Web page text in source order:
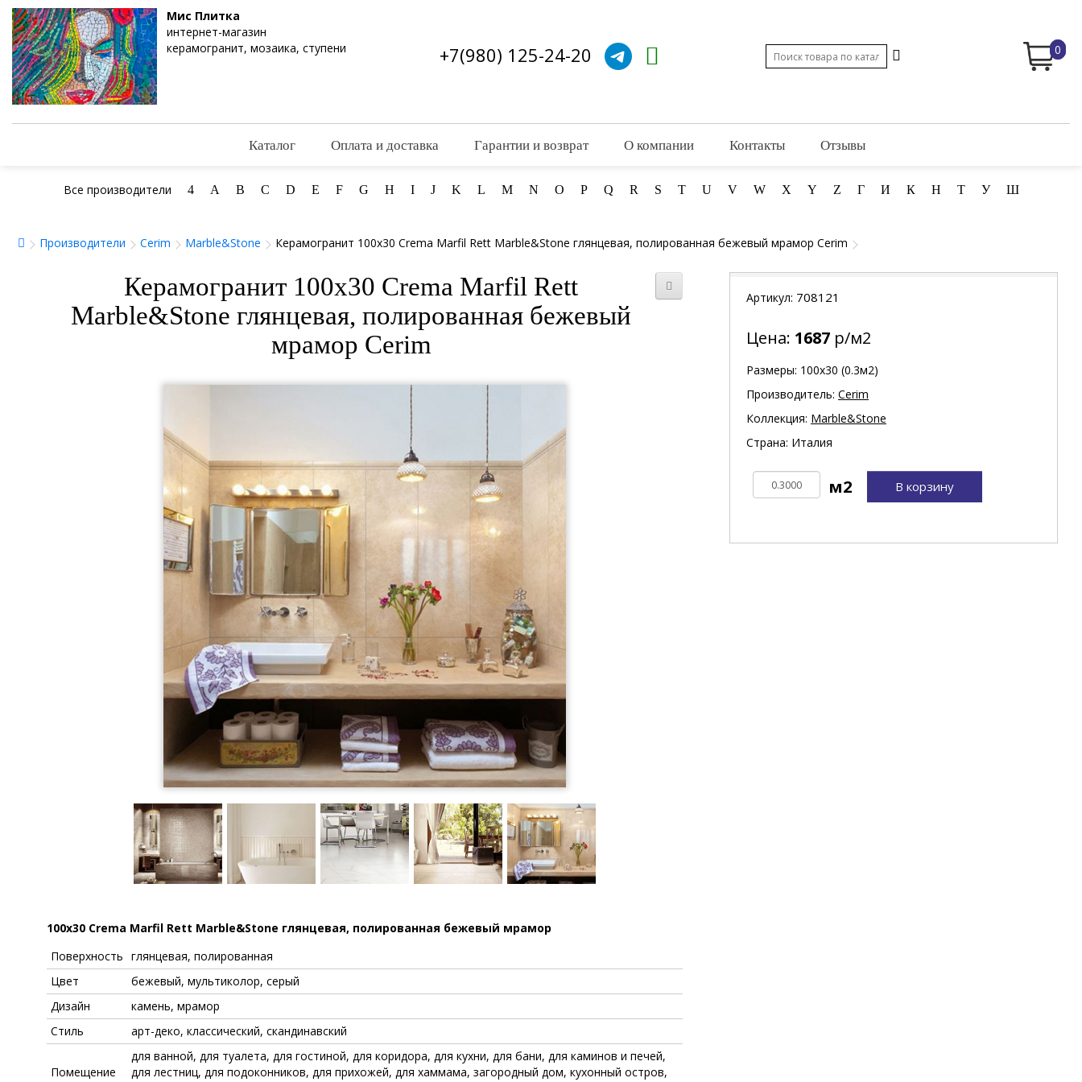
Мис Плитка
интернет-магазин
керамогранит, мозаика, ступени
+7(980) 125-24-20 0
Каталог Оплата и доставка Гарантии и возврат О компании Контакты Отзывы
Все производители 4 A B C D E F G H I J K L M N O P Q R S T U V W X Y Z Г И К Н Т У Ш
Производители Cerim Marble&Stone Керамогранит 100x30 Crema Marfil Rett Marble&Stone глянцевая, полированная бежевый мрамор Cerim
Керамогранит 100x30 Crema Marfil Rett
Marble&Stone глянцевая, полированная бежевый
мрамор Cerim
100x30 Crema Marfil Rett Marble&Stone глянцевая, полированная бежевый мрамор
Поверхность глянцевая, полированная
Цвет
бежевый, мультиколор, серый
Дизайн
камень, мрамор
Стиль
арт-деко, классический, скандинавский
Помещение
для ванной, для туалета, для гостиной, для коридора, для кухни, для бани, для каминов и печей,
для лестниц, для подоконников, для прихожей, для хаммама, загородный дом, кухонный остров,
Артикул: 708121
Цена: 1687 р/м2
Размеры: 100х30 (0.3м2)
Производитель: Cerim
Коллекция: Marble&Stone
Страна: Италия
В корзину